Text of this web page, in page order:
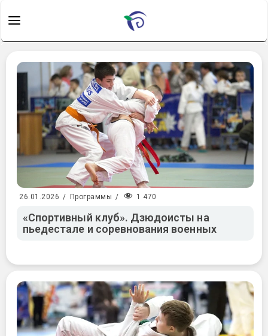
26.01.2026 / Программы / 1 470
«Спортивный клуб». Дзюдоисты на
пьедестале и соревнования военных